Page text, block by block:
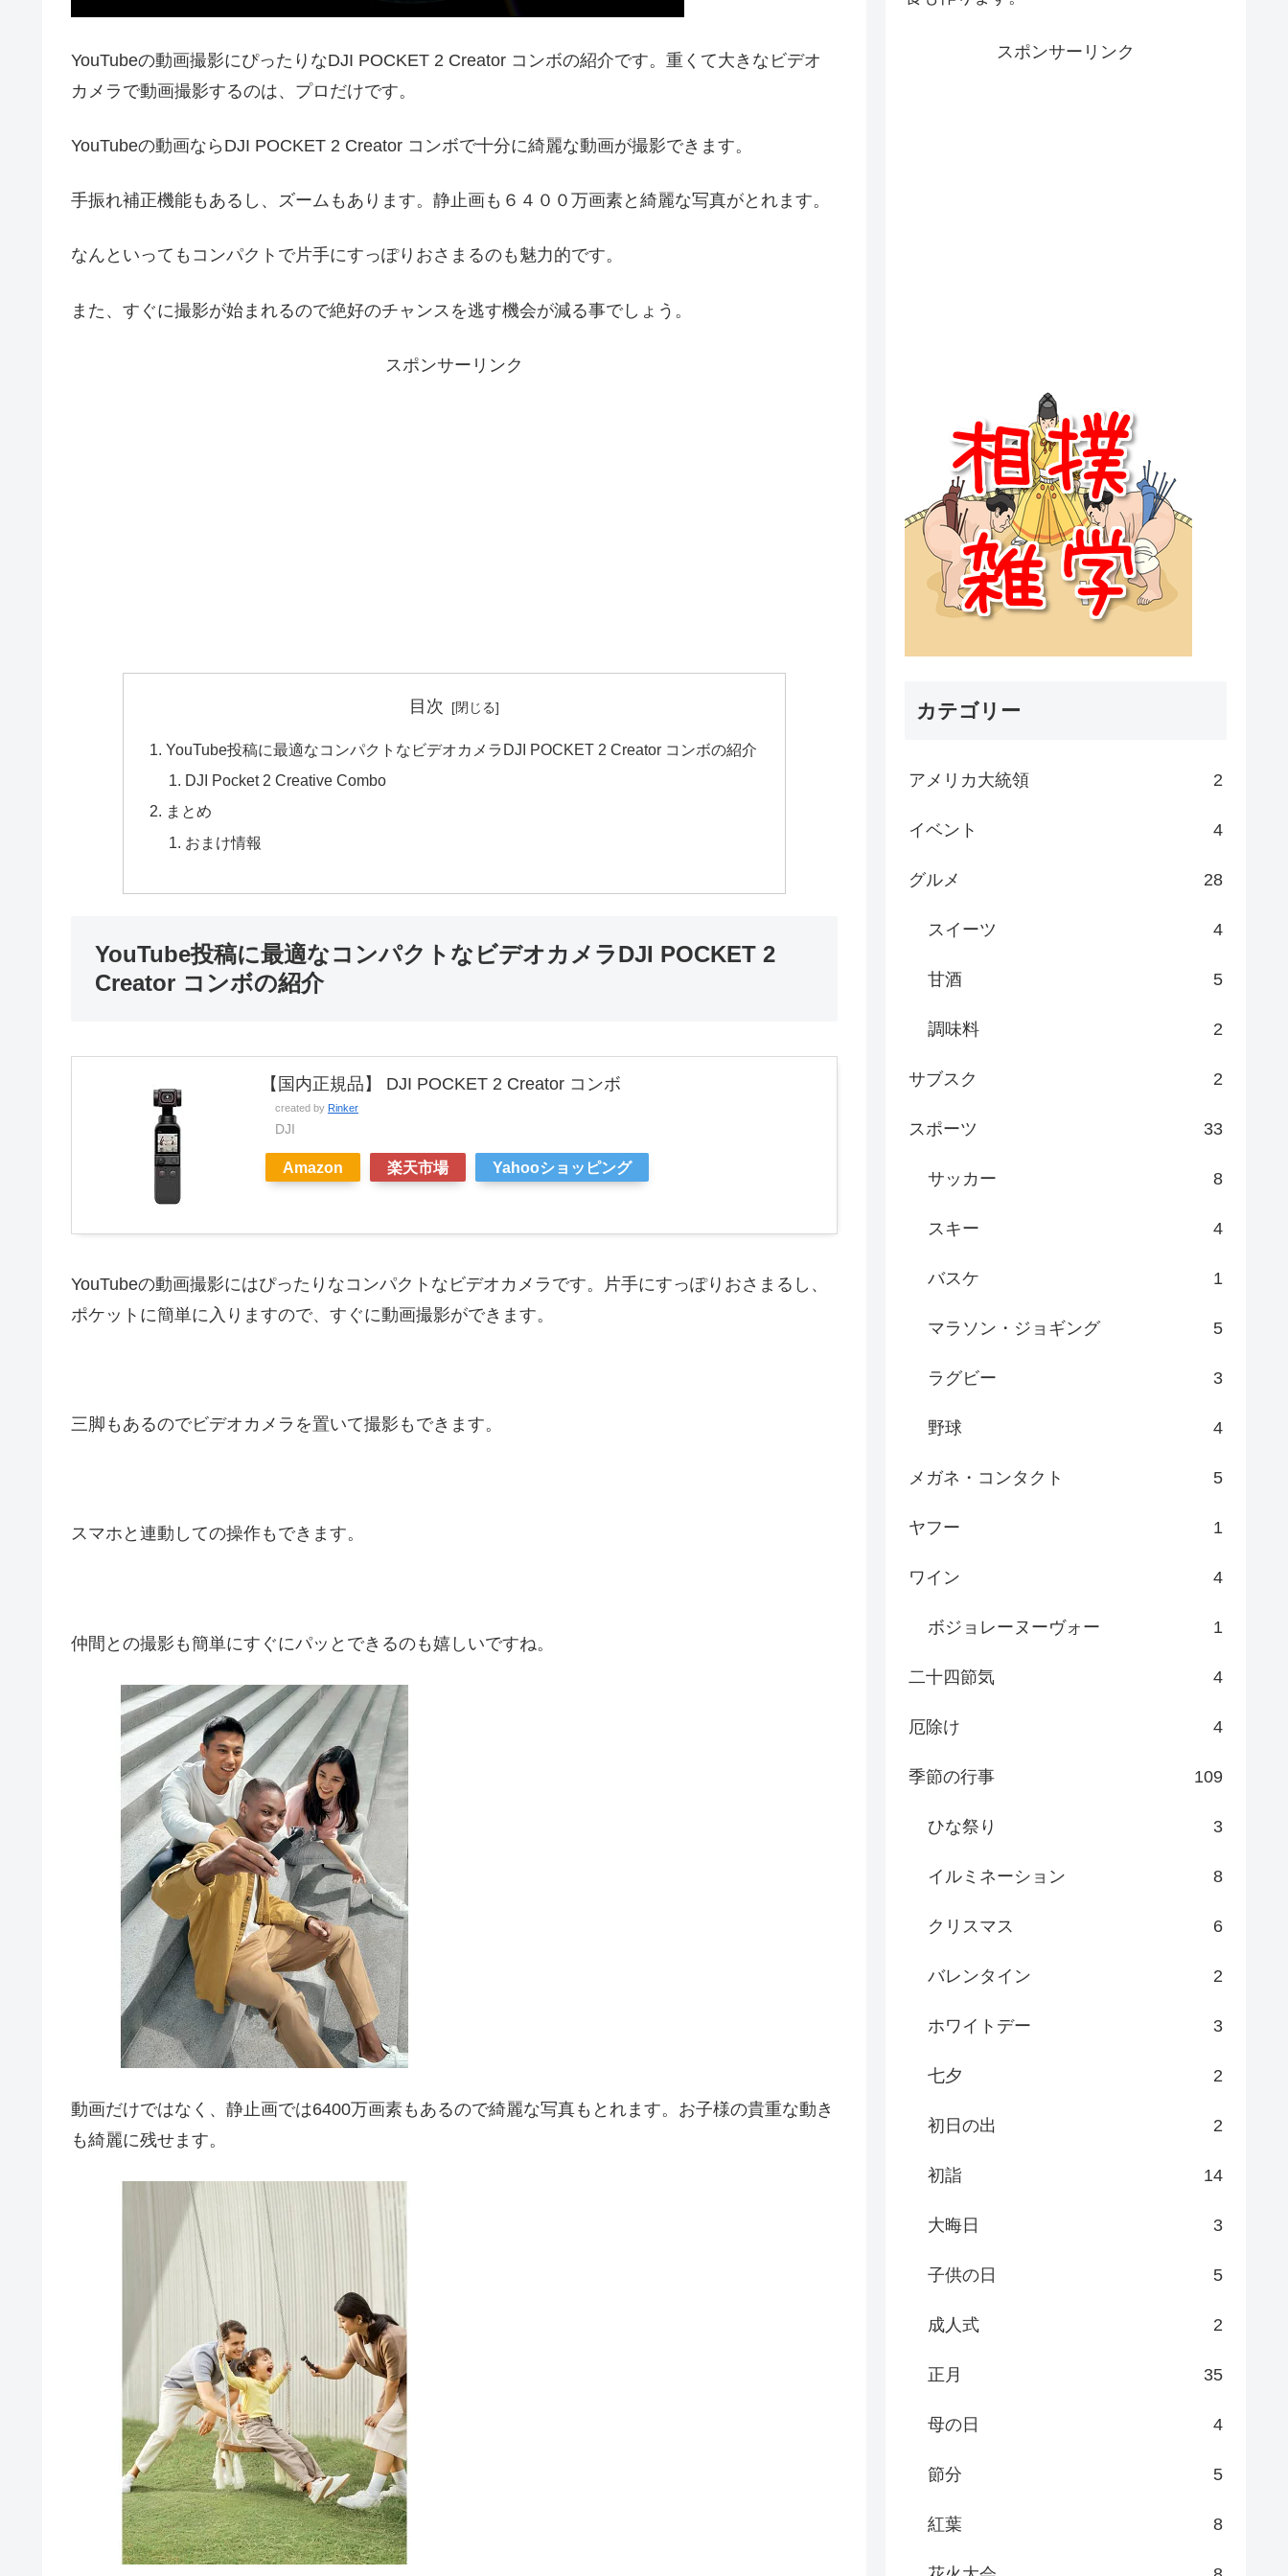
YouTubeの動画撮影にぴったりなDJI POCKET 2 Creator コンボの紹介です。重くて大きなビデオ
カメラで動画撮影するのは、プロだけです。
YouTubeの動画なら DJI POCKET 2 Creator コンボで十分に綺麗な動画が撮影できます。
手振れ補正機能もあるし、ズームもあります。静止画も６４００万画素と綺麗な写真がとれます。
なんといってもコンパクトで片手にすっぽりおさまるのも魅力的です。
また、すぐに撮影が始まれるので絶好のチャンスを逃す機会が減る事でしょう。
スポンサーリンク
目次
YouTube投稿に最適なコンパクトなビデオカメラDJI POCKET 2 Creator コンボの紹介
DJI Pocket 2 Creative Combo
まとめ
おまけ情報
YouTube投稿に最適なコンパクトなビデオカメラDJI POCKET 2
Creator コンボの紹介
【国内正規品】 DJI POCKET 2 Creator コンボ
created by Rinker
DJI
Amazon 楽天市場 Yahooショッピング
YouTubeの動画撮影にはぴったりなコンパクトなビデオカメラです。片手にすっぽりおさまるし、
ポケットに簡単に入りますので、すぐに動画撮影ができます。
三脚もあるのでビデオカメラを置いて撮影もできます。
スマホと連動しての操作もできます。
仲間との撮影も簡単にすぐにパッとできるのも嬉しいですね。
動画だけではなく、静止画では6400万画素もあるので綺麗な写真もとれます。お子様の貴重な動き
も綺麗に残せます。
スポンサーリンク
カテゴリー
アメリカ大統領 2
イベント 4
グルメ 28
スイーツ 4
甘酒 5
調味料 2
サブスク 2
スポーツ 33
サッカー 8
スキー 4
バスケ 1
マラソン・ジョギング 5
ラグビー 3
野球 4
メガネ・コンタクト 5
ヤフー 1
ワイン 4
ボジョレーヌーヴォー 1
二十四節気 4
厄除け 4
季節の行事 109
ひな祭り 3
イルミネーション 8
クリスマス 6
バレンタイン 2
ホワイトデー 3
七夕 2
初日の出 2
初詣 14
大晦日 3
子供の日 5
成人式 2
正月 35
母の日 4
節分 5
紅葉 8